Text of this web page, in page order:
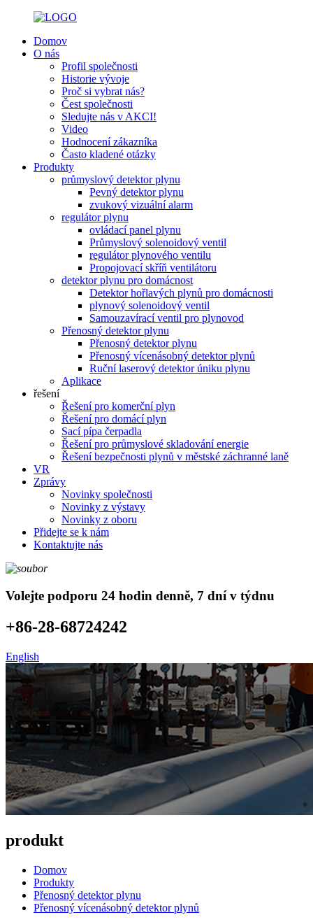
Domov
O nás
Profil společnosti
Historie vývoje
Proč si vybrat nás?
Čest společnosti
Sledujte nás v AKCI!
Video
Hodnocení zákazníka
Často kladené otázky
Produkty
průmyslový detektor plynu
Pevný detektor plynu
zvukový vizuální alarm
regulátor plynu
ovládací panel plynu
Průmyslový solenoidový ventil
regulátor plynového ventilu
Propojovací skříň ventilátoru
detektor plynu pro domácnost
Detektor hořlavých plynů pro domácnosti
plynový solenoidový ventil
Samouzavírací ventil pro plynovod
Přenosný detektor plynu
Přenosný detektor plynu
Přenosný vícenásobný detektor plynů
Ruční laserový detektor úniku plynu
Aplikace
řešení
Řešení pro komerční plyn
Řešení pro domácí plyn
Sací pípa čerpadla
Řešení pro průmyslové skladování energie
Řešení bezpečnosti plynů v městské záchranné laně
VR
Zprávy
Novinky společnosti
Novinky z výstavy
Novinky z oboru
Přidejte se k nám
Kontaktujte nás
Volejte podporu 24 hodin denně, 7 dní v týdnu
+86-28-68724242
English
produkt
Domov
Produkty
Přenosný detektor plynu
Přenosný vícenásobný detektor plynů